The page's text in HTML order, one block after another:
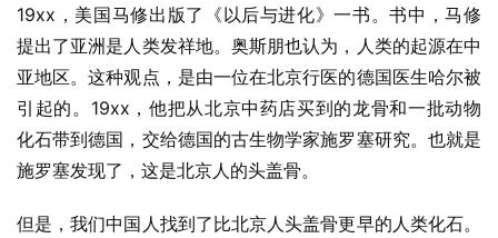
19xx，美国马修出版了《以后与进化》一书。书中，马修
提出了亚洲是人类发祥地。奥斯朋也认为，人类的起源在中
亚地区。这种观点，是由一位在北京行医的德国医生哈尔被
引起的。19xx，他把从北京中药店买到的龙骨和一批动物
化石带到德国，交给德国的古生物学家施罗塞研究。也就是
施罗塞发现了，这是北京人的头盖骨。
但是，我们中国人找到了比北京人头盖骨更早的人类化石。